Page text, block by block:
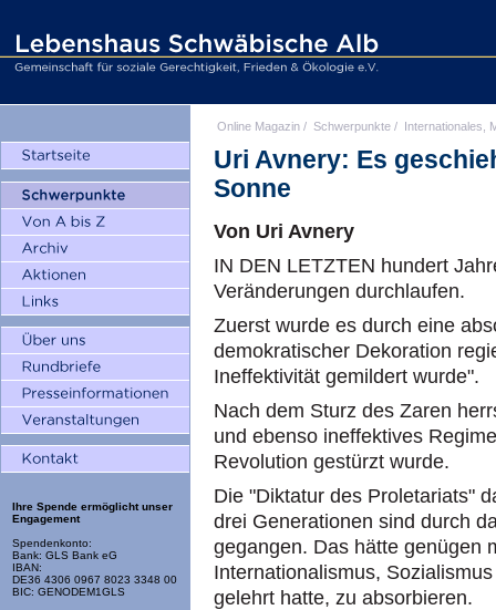
Ihre Spende ermöglicht unser
Engagement
Spendenkonto:
Bank: GLS Bank eG
IBAN:
DE36 4306 0967 8023 3348 00
BIC: GENODEM1GLS
Online Magazin / Schwerpunkte / Internationales,
Uri Avnery: Es
Sonne
Von Uri Avnery
IN DEN LETZTEN hundert
Veränderungen durchlaufen.
Zuerst wurde es durch eine
demokratischer Dekoration
Ineffektivität gemildert wurde".
Nach dem Sturz des Zaren
und ebenso ineffektives
Revolution gestürzt wurde.
Die "Diktatur des Proletariats"
drei Generationen sind durch
gegangen. Das hätte genügen
Internationalismus,
gelehrt hatte, zu absorbieren.